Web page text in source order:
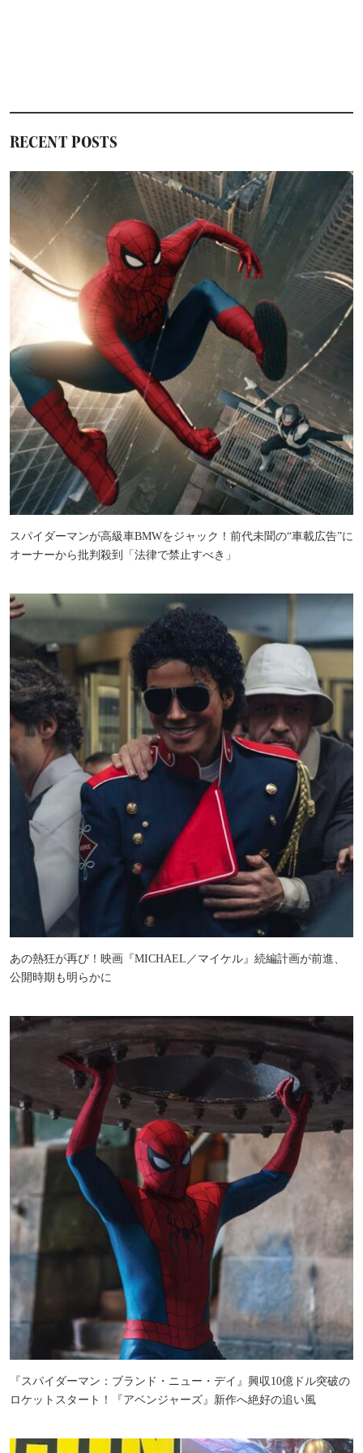
RECENT POSTS
スパイダーマンが高級車BMWをジャック！前代未聞の“車載広告”に
オーナーから批判殺到「法律で禁止すべき」
あの熱狂が再び！映画『MICHAEL／マイケル』続編計画が前進、
公開時期も明らかに
『スパイダーマン：ブランド・ニュー・デイ』興収10億ドル突破の
ロケットスタート！『アベンジャーズ』新作へ絶好の追い風